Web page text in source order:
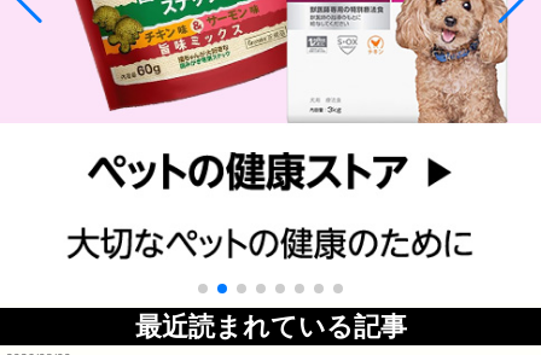
最近読まれている記事